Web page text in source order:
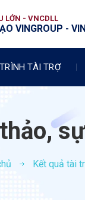
LỚN - VNCDLL
VINGROUP -
TÀI TRỢ
Kết quả tài